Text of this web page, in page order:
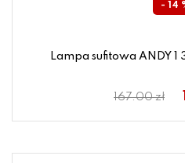
- 14
Lampa sufitowa ANDY
167.00 zł